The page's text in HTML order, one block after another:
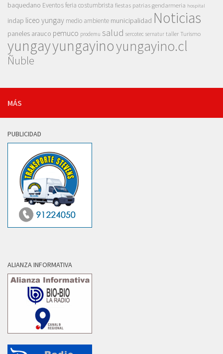
baquedano Eventosferia costumbrista fiestas patrias gendarmeria hospital
indap liceo yungay medio ambiente municipalidad Noticias
paneles arauco pemuco prodemu salud sercotec sernatur taller Turismo
yungayyungayinoyungayino.cl
Ñuble
MÁS
PUBLICIDAD
ALIANZA INFORMATIVA